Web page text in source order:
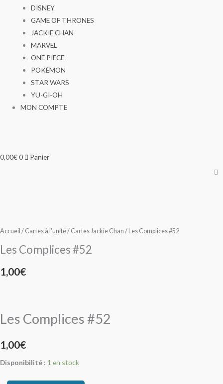
DISNEY
GAME OF THRONES
JACKIE CHAN
MARVEL
ONE PIECE
POKÉMON
STAR WARS
YU-GI-OH
MON COMPTE
0,00€0 Panier
Accueil / Cartes à l'unité/ Cartes Jackie Chan / Les Complices #52
Les Complices #52
1,00€
Les Complices #52
1,00€
Disponibilité : 1 en stock
#52
#52